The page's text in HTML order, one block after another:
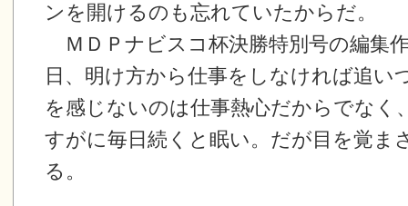
ンを開けるのも忘れていたからだ。
ＭＤＰナビスコ杯決勝特別号の編集
日、明け方から仕事をしなければ追い
を感じないのは仕事熱心だからでなく
すがに毎日続くと眠い。だが目を覚ま
る。